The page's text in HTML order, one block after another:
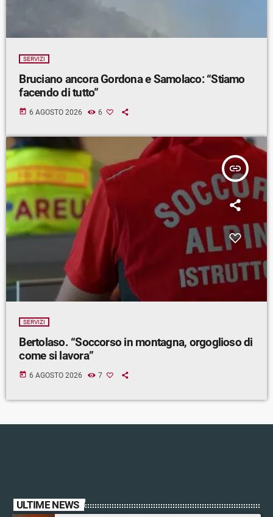
SERVIZI
Bruciano ancora Gordona e Samolaco: “Stiamo
facendo di tutto”
today 6 AGOSTO 2026 6
insert_link
SERVIZI
Bertolaso. “Soccorso in montagna, orgoglioso di
come si lavora”
today 6 AGOSTO 2026 7
ULTIME NEWS